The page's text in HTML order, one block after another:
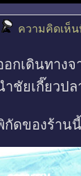
ความคิดเห็น
อกเดินทางจ
ำชัยเกี๊ยวปล
กัดของร้าน